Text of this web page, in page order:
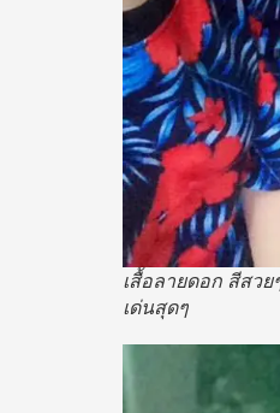
เสื้อลายดอก สีสว
เด่นสุดๆ